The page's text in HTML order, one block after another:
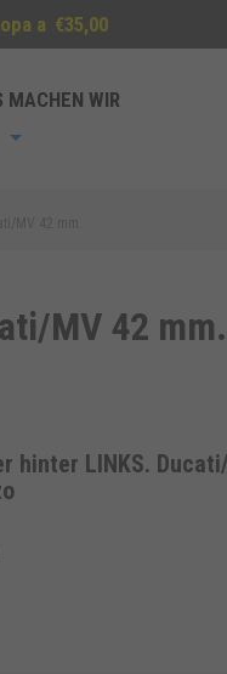
a €35,00
MACHEN WIR
MV 42
hinter LINKS.